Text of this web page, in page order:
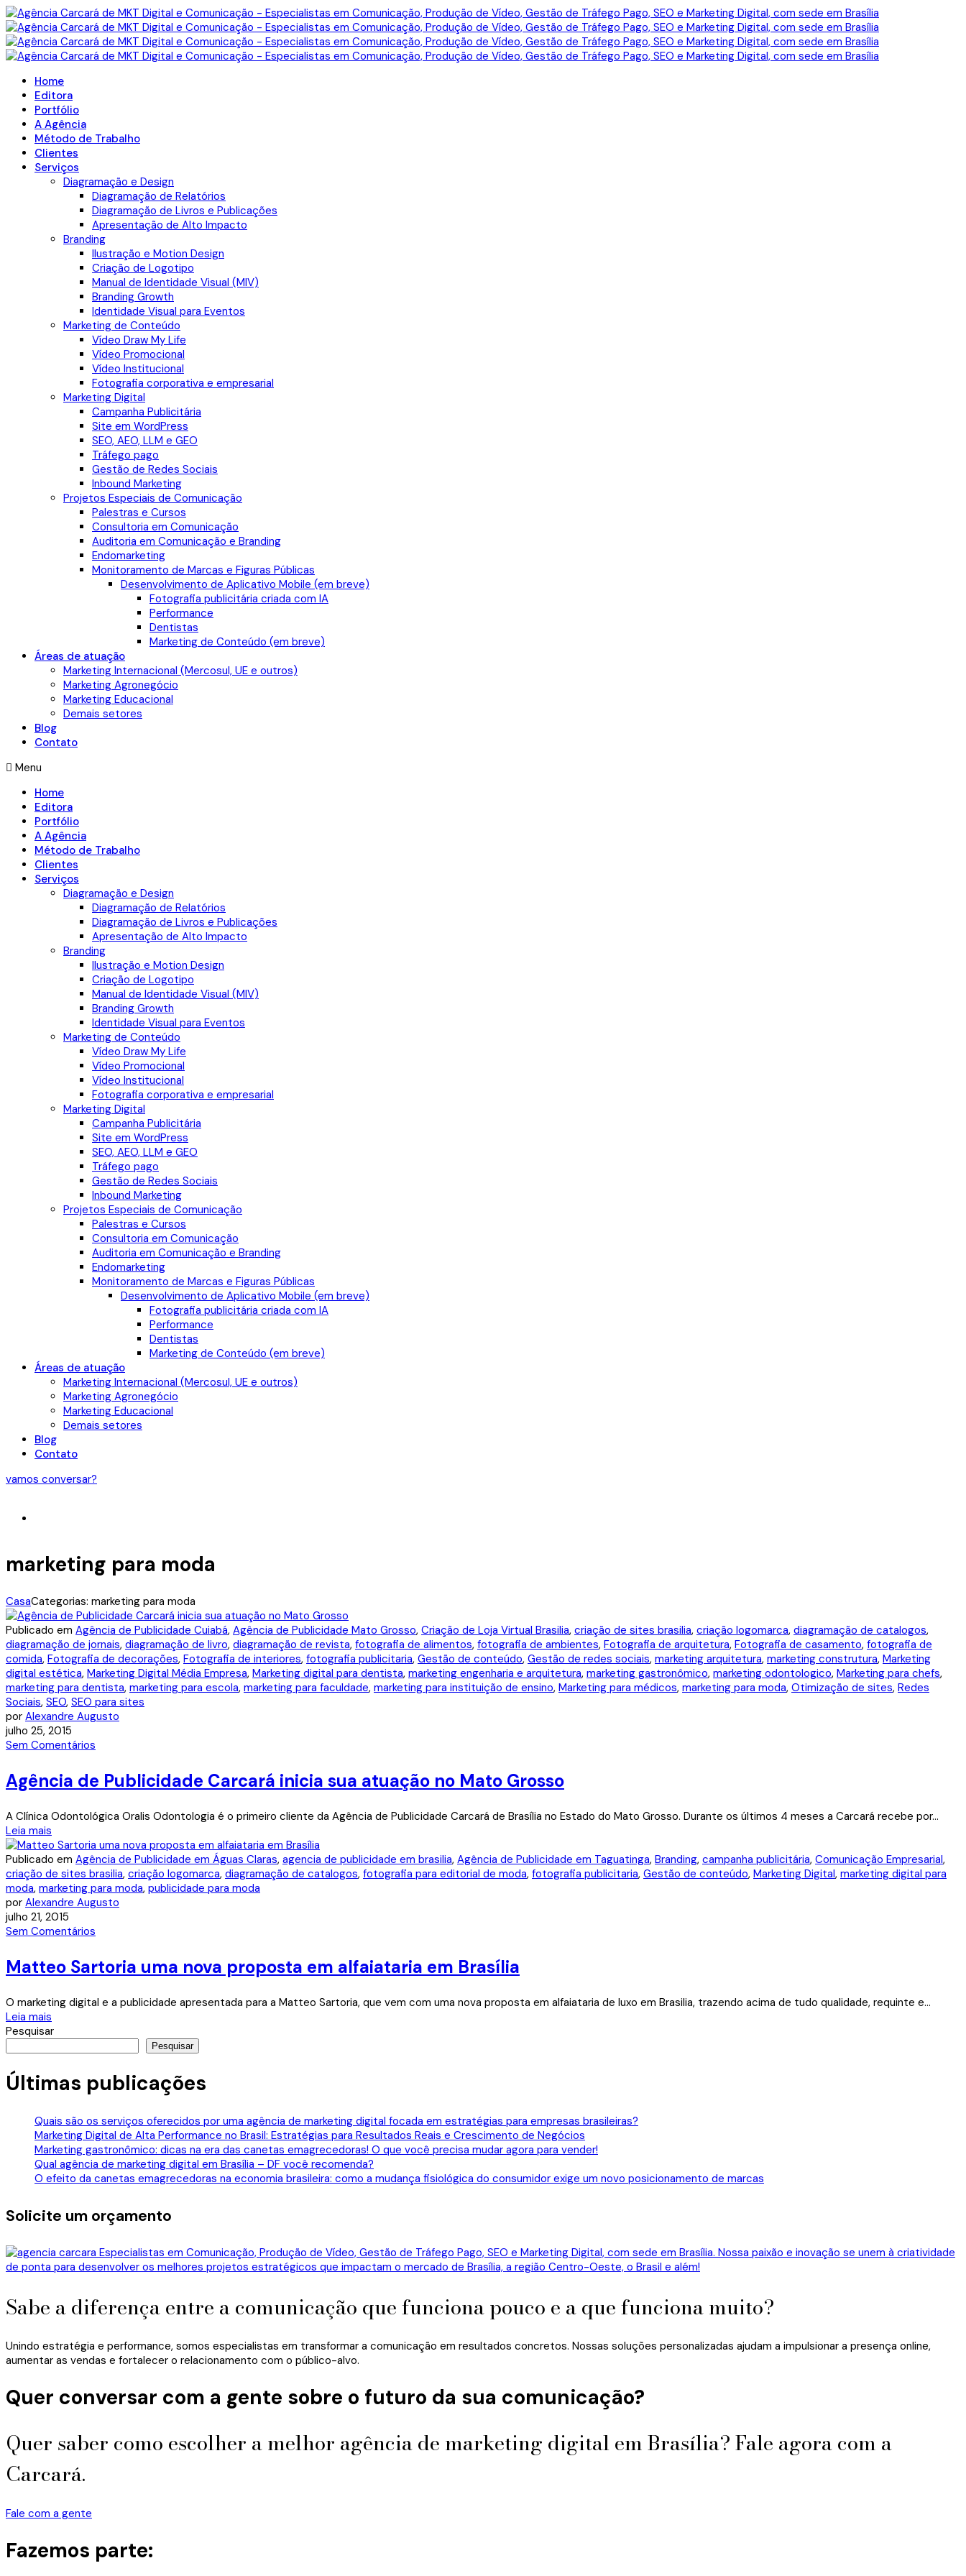
Home
Editora
Portfólio
A Agência
Método de Trabalho
Clientes
Serviços
Diagramação e Design
Diagramação de Relatórios
Diagramação de Livros e Publicações
Apresentação de Alto Impacto
Branding
Ilustração e Motion Design
Criação de Logotipo
Manual de Identidade Visual (MIV)
Branding Growth
Identidade Visual para Eventos
Marketing de Conteúdo
Vídeo Draw My Life
Vídeo Promocional
Vídeo Institucional
Fotografia corporativa e empresarial
Marketing Digital
Campanha Publicitária
Site em WordPress
SEO, AEO, LLM e GEO
Tráfego pago
Gestão de Redes Sociais
Inbound Marketing
Projetos Especiais de Comunicação
Palestras e Cursos
Consultoria em Comunicação
Auditoria em Comunicação e Branding
Endomarketing
Monitoramento de Marcas e Figuras Públicas
Desenvolvimento de Aplicativo Mobile (em breve)
Fotografia publicitária criada com IA
Performance
Dentistas
Marketing de Conteúdo (em breve)
Áreas de atuação
Marketing Internacional (Mercosul, UE e outros)
Marketing Agronegócio
Marketing Educacional
Demais setores
Blog
Contato
Menu
Home
Editora
Portfólio
A Agência
Método de Trabalho
Clientes
Serviços
Diagramação e Design
Diagramação de Relatórios
Diagramação de Livros e Publicações
Apresentação de Alto Impacto
Branding
Ilustração e Motion Design
Criação de Logotipo
Manual de Identidade Visual (MIV)
Branding Growth
Identidade Visual para Eventos
Marketing de Conteúdo
Vídeo Draw My Life
Vídeo Promocional
Vídeo Institucional
Fotografia corporativa e empresarial
Marketing Digital
Campanha Publicitária
Site em WordPress
SEO, AEO, LLM e GEO
Tráfego pago
Gestão de Redes Sociais
Inbound Marketing
Projetos Especiais de Comunicação
Palestras e Cursos
Consultoria em Comunicação
Auditoria em Comunicação e Branding
Endomarketing
Monitoramento de Marcas e Figuras Públicas
Desenvolvimento de Aplicativo Mobile (em breve)
Fotografia publicitária criada com IA
Performance
Dentistas
Marketing de Conteúdo (em breve)
Áreas de atuação
Marketing Internacional (Mercosul, UE e outros)
Marketing Agronegócio
Marketing Educacional
Demais setores
Blog
Contato
vamos conversar?
marketing para moda
CasaCategorias: marketing para moda
Publicado em Agência de Publicidade Cuiabá, Agência de Publicidade Mato Grosso, Criação de Loja Virtual Brasilia, criação de sites brasilia, criação logomarca, diagramação de catalogos,
diagramação de jornais, diagramação de livro, diagramação de revista, fotografia de alimentos, fotografia de ambientes, Fotografia de arquitetura, Fotografia de casamento, fotografia de
comida, Fotografia de decorações, Fotografia de interiores, fotografia publicitaria, Gestão de conteúdo, Gestão de redes sociais, marketing arquitetura, marketing construtura, Marketing
digital estética, Marketing Digital Média Empresa, Marketing digital para dentista, marketing engenharia e arquitetura, marketing gastronômico, marketing odontologico, Marketing para chefs,
marketing para dentista, marketing para escola, marketing para faculdade, marketing para instituição de ensino, Marketing para médicos, marketing para moda, Otimização de sites, Redes
Sociais, SEO, SEO para sites
por Alexandre Augusto
julho 25, 2015
Sem Comentários
Agência de Publicidade Carcará inicia sua atuação no Mato Grosso
A Clínica Odontológica Oralis Odontologia é o primeiro cliente da Agência de Publicidade Carcará de Brasília no Estado do Mato Grosso. Durante os últimos 4 meses a Carcará recebe por...
Leia mais
Publicado em Agência de Publicidade em Águas Claras, agencia de publicidade em brasilia, Agência de Publicidade em Taguatinga, Branding, campanha publicitária, Comunicação Empresarial,
criação de sites brasilia, criação logomarca, diagramação de catalogos, fotografia para editorial de moda, fotografia publicitaria, Gestão de conteúdo, Marketing Digital, marketing digital para
moda, marketing para moda, publicidade para moda
por Alexandre Augusto
julho 21, 2015
Sem Comentários
Matteo Sartoria uma nova proposta em alfaiataria em Brasília
O marketing digital e a publicidade apresentada para a Matteo Sartoria, que vem com uma nova proposta em alfaiataria de luxo em Brasilia, trazendo acima de tudo qualidade, requinte e...
Leia mais
Pesquisar
Pesquisar
Últimas publicações
Quais são os serviços oferecidos por uma agência de marketing digital focada em estratégias para empresas brasileiras?
Marketing Digital de Alta Performance no Brasil: Estratégias para Resultados Reais e Crescimento de Negócios
Marketing gastronômico: dicas na era das canetas emagrecedoras! O que você precisa mudar agora para vender!
Qual agência de marketing digital em Brasília – DF você recomenda?
O efeito da canetas emagrecedoras na economia brasileira: como a mudança fisiológica do consumidor exige um novo posicionamento de marcas
Solicite um orçamento
Sabe a diferença entre a comunicação que funciona pouco e a que funciona muito?
Unindo estratégia e performance, somos especialistas em transformar a comunicação em resultados concretos. Nossas soluções personalizadas ajudam a impulsionar a presença online,
aumentar as vendas e fortalecer o relacionamento com o público-alvo.
Quer conversar com a gente sobre o futuro da sua comunicação?
Quer saber como escolher a melhor agência de marketing digital em Brasília? Fale agora com a
Carcará.
Fale com a gente
Fazemos parte: